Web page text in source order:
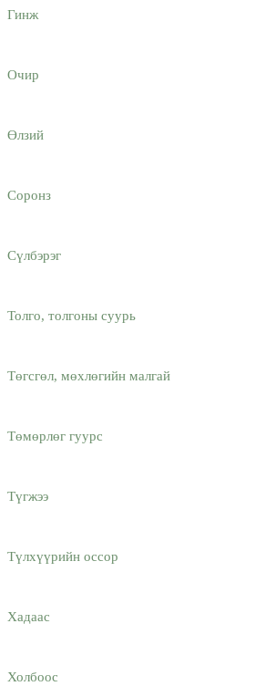
Гинж
Очир
Өлзий
Соронз
Сүлбэрэг
Толго, толгоны суурь
Төгсгөл, мөхлөгийн малгай
Төмөрлөг гуурс
Түгжээ
Түлхүүрийн оссор
Хадаас
Холбоос